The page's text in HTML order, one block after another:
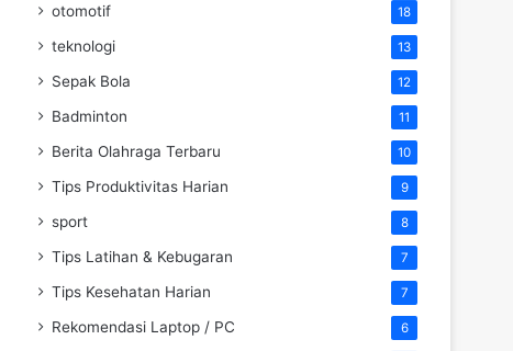
otomotif 18
teknologi 13
Sepak Bola 12
Badminton 11
Berita Olahraga Terbaru 10
Tips Produktivitas Harian 9
sport 8
Tips Latihan & Kebugaran 7
Tips Kesehatan Harian 7
Rekomendasi Laptop / PC 6